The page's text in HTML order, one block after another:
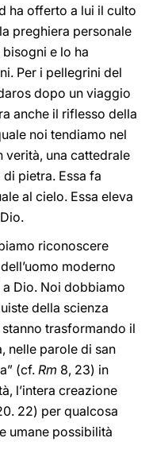
ha offerto a lui il culto
preghiera personale
e lo ha
Per i pellegrini del
dopo un viaggio
anche il riflesso della
noi tendiamo nel
verità, una cattedrale
pietra. Essa fa
al cielo. Essa eleva
riconoscere
moderno
Dio. Noi dobbiamo
della scienza
trasformando il
nelle parole di san
(cf. Rm 8, 23) in
l’intera creazione
22) per qualcosa
umane possibilità